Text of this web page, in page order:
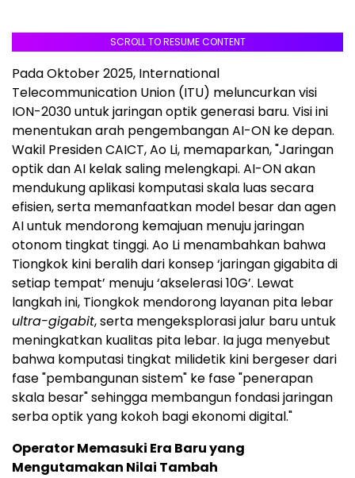
SCROLL TO RESUME CONTENT
Pada Oktober 2025, International
Telecommunication Union (ITU) meluncurkan visi
ION-2030 untuk jaringan optik generasi baru. Visi ini
menentukan arah pengembangan AI-ON ke depan.
Wakil Presiden CAICT, Ao Li, memaparkan, "Jaringan
optik dan AI kelak saling melengkapi. AI-ON akan
mendukung aplikasi komputasi skala luas secara
efisien, serta memanfaatkan model besar dan agen
AI untuk mendorong kemajuan menuju jaringan
otonom tingkat tinggi. Ao Li menambahkan bahwa
Tiongkok kini beralih dari konsep ‘jaringan gigabita di
setiap tempat’ menuju ‘akselerasi 10G’. Lewat
langkah ini, Tiongkok mendorong layanan pita lebar
ultra-gigabit, serta mengeksplorasi jalur baru untuk
meningkatkan kualitas pita lebar. Ia juga menyebut
bahwa komputasi tingkat milidetik kini bergeser dari
fase "pembangunan sistem" ke fase "penerapan
skala besar" sehingga membangun fondasi jaringan
serba optik yang kokoh bagi ekonomi digital."
Operator Memasuki Era Baru yang
Mengutamakan Nilai Tambah